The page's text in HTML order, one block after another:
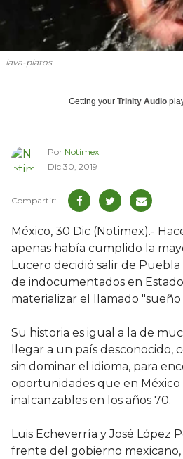
lava-platos
Getting your Trinity Audio
Por Notimex
Dic 30, 2019
México, 30 Dic (Notimex).-
apenas había cumplido la
Lucero decidió salir de Puebla
de indocumentados en
materializar el llamado "sueño
Su historia es igual a la de
llegar a un país desconocido,
sin dominar el idioma, para
oportunidades que en México
inalcanzables en los años 70.
Luis Echeverría y José López
frente del gobierno